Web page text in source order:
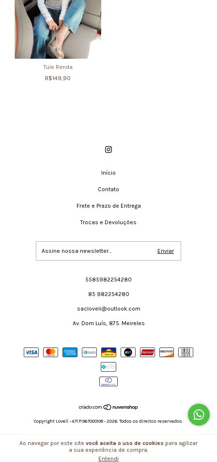
Ao navegar por este site você aceita o uso de cookies para agilizar
a sua experiência de compra.
Entendi
Tule Renda
R$149,90
Início
Contato
Frete e Prazo de Entrega
Trocas e Devoluções
5585982254280
85 982254280
sacloveli@outlook.com
Av. Dom Luís, 875. Meireles
Copyright Lovelí - 47171967000108 - 2026. Todos os direitos reservados.